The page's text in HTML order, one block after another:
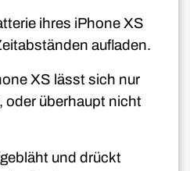
ihres iPhone XS
aufladen.
XS lässt sich nur
oder überhaupt nicht
und drückt